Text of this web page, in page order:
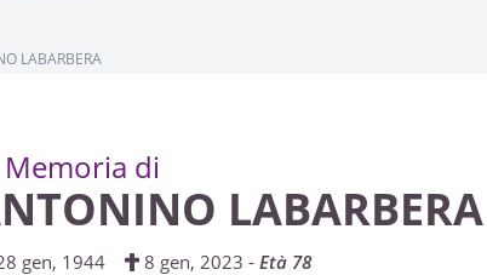
LABARBERA
di
LABARBERA
gen, 1944 8 gen, 2023 - Età 78